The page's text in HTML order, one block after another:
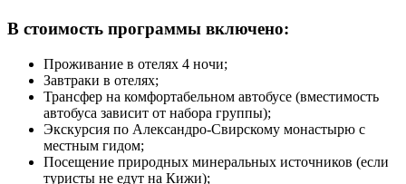
В стоимость программы включено:
Проживание в отелях 4 ночи;
Завтраки в отелях;
Трансфер на комфортабельном автобусе (вместимость
автобуса зависит от набора группы);
Экскурсия по Александро-Свирскому монастырю с
местным гидом;
Посещение природных минеральных источников (если
туристы не едут на Кижи);